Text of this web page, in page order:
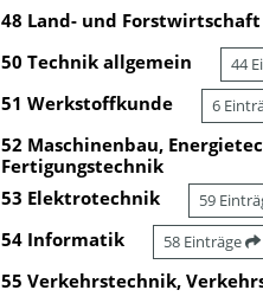
48 Land- und Forstwirtschaft
50 Technik allgemein 44
51 Werkstoffkunde 6
52 Maschinenbau,
Fertigungstechnik
53 Elektrotechnik 59
54 Informatik 58 Einträge
55 Verkehrstechnik,